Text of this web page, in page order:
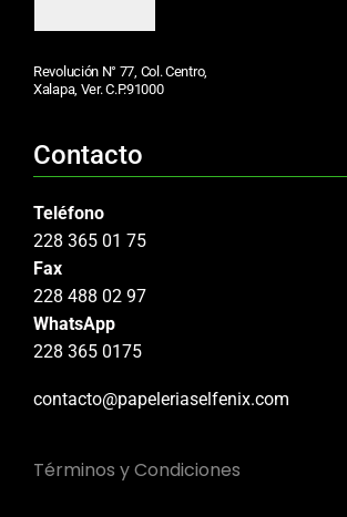
Revolución N° 77, Col. Centro,
Xalapa, Ver. C.P.91000
Contacto
Teléfono
228 365 01 75
Fax
228 488 02 97
WhatsApp
228 365 0175
contacto@papeleriaselfenix.com
Términos y Condiciones